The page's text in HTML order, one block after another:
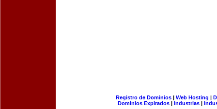
Registro de Dominios| Web Hosting |
Dominios Expirados | Industrias |